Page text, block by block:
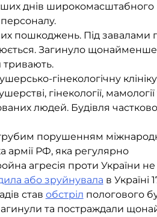
днів широкомасштабного
персоналу.
пошкоджень. Під завалами
Загинуло
тривають.
гінекологічну
гінекології, мамології
людей. Будівля
порушенням
армії РФ, яка регулярно
агресія проти України
або зруйнувала в Україні
став обстріл пологового
та постраждали